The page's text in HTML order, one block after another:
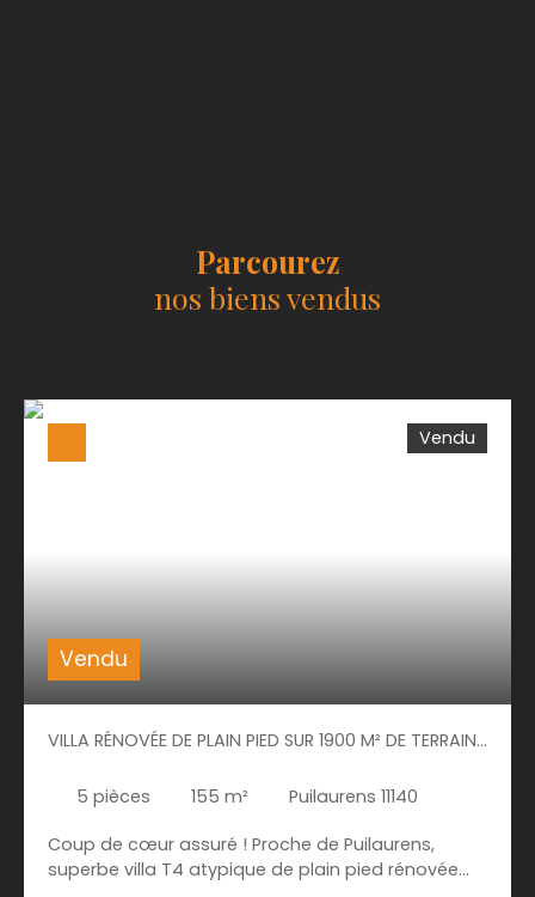
Parcourez
nos biens vendus
Vendu
Vendu
VILLA RÉNOVÉE DE PLAIN PIED SUR 1900 M² DE TERRAIN
5 pièces 155 m² Puilaurens 11140
Coup de cœur assuré ! Proche de Puilaurens,
superbe villa T4 atypique de plain pied rénovée